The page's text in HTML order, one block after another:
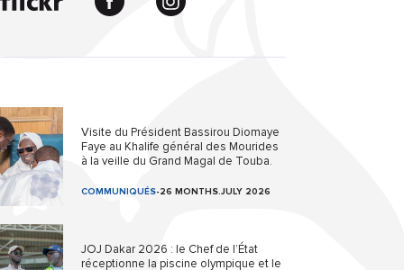
Visite du Président Bassirou Diomaye
Faye au Khalife général des Mourides
à la veille du Grand Magal de Touba.
COMMUNIQUÉS-26 MONTHS.JULY 2026
JOJ Dakar 2026 : le Chef de l’État
réceptionne la piscine olympique et le